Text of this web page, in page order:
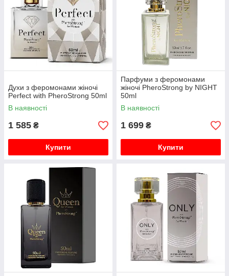
Духи з феромонами жіночі
Perfect with PheroStrong 50ml
В наявності
1 585 ₴
Купити
Парфуми з феромонами
жіночі PheroStrong by NIGHT
50ml
В наявності
1 699 ₴
Купити